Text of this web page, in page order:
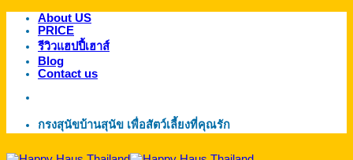
ข้าม
เนื้อหา
About US
PRICE
รีวิวแฮปปี้เฮาส์
Blog
Contact us
กรงสุนัขบ้านสุนัข เพื่อสัตว์เลี้ยงที่คุณรัก